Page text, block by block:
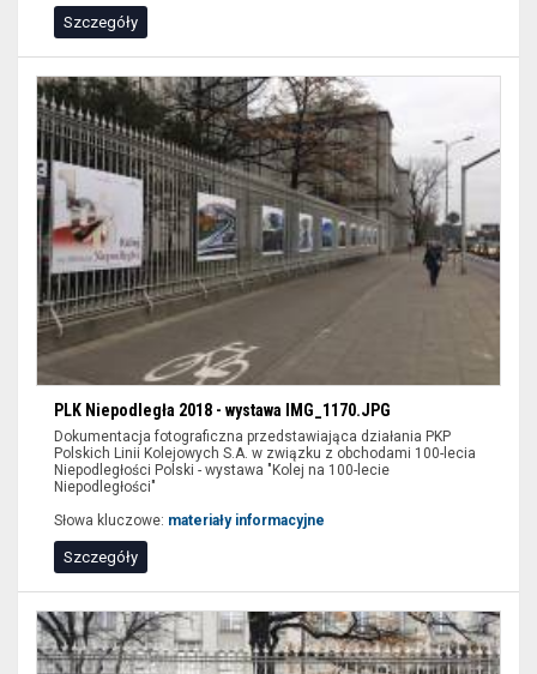
Szczegóły
PLK Niepodległa 2018 - wystawa IMG_1170.JPG
Dokumentacja fotograficzna przedstawiająca działania PKP
Polskich Linii Kolejowych S.A. w związku z obchodami 100-lecia
Niepodległości Polski - wystawa "Kolej na 100-lecie
Niepodległości"
Słowa kluczowe: materiały informacyjne
Szczegóły